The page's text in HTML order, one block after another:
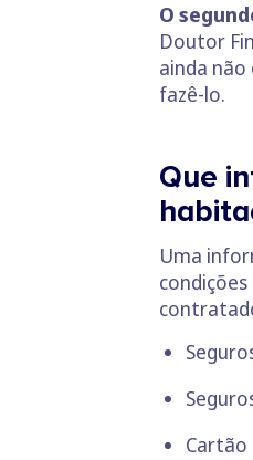
O
Doutor
ainda
fazê-lo.
Que
Uma
Cartão